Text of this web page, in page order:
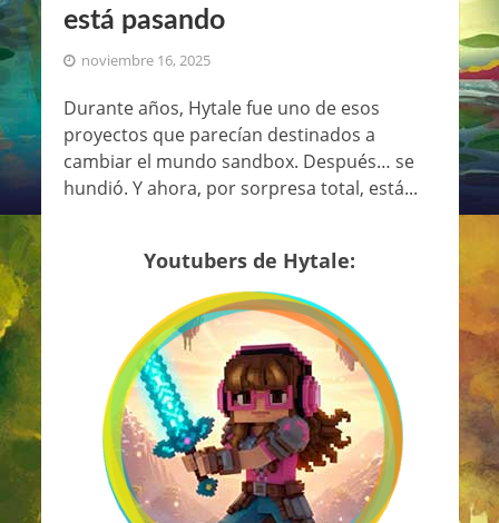
está pasando
noviembre 16, 2025
Durante años, Hytale fue uno de esos
proyectos que parecían destinados a
cambiar el mundo sandbox. Después… se
hundió. Y ahora, por sorpresa total, está...
Youtubers de Hytale: